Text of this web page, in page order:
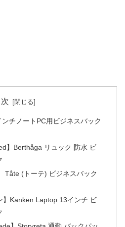
次
ンチノートPC用ビジネスバック
】Berthåga リュック 防水 ビ
Tåte (トーテ) ビジネスバック
】Kanken Laptop 13インチ ビ